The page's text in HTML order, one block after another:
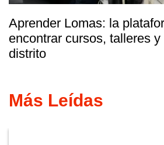
Aprender Lomas: la
encontrar cursos, talleres
distrito
Más Leídas